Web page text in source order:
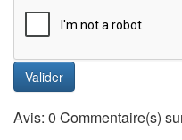
Valider
Avis: 0 Commentaire(s)